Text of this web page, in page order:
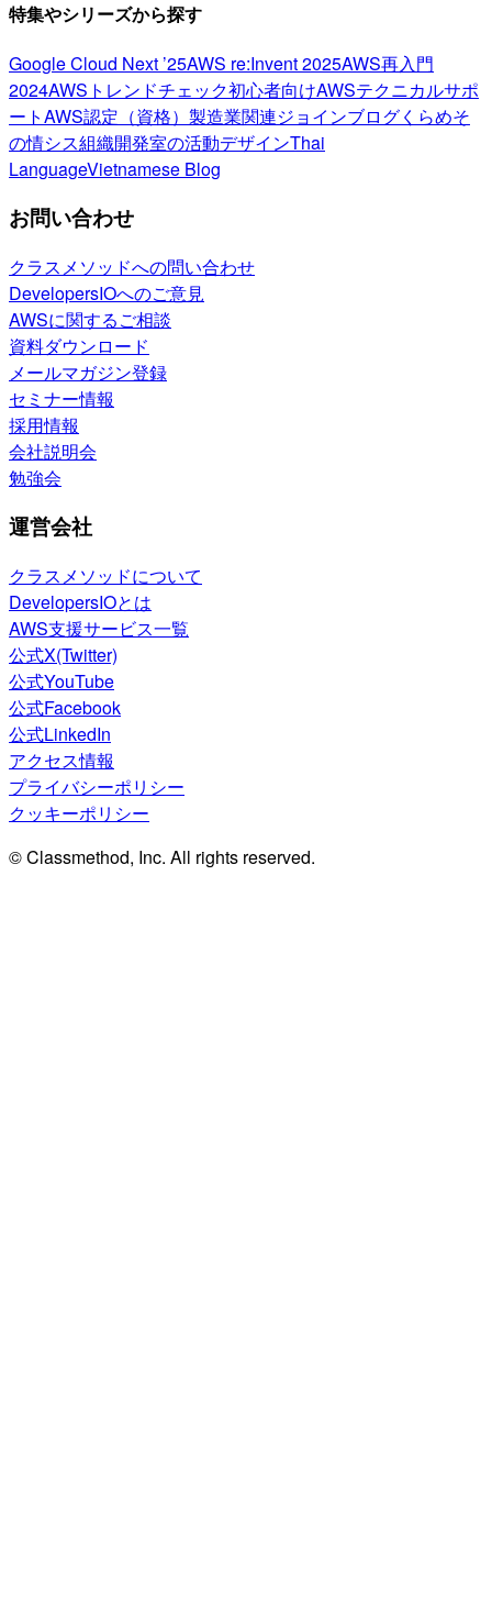
特集やシリーズから探す
Google Cloud Next ’25AWS re:Invent 2025AWS再入門
2024AWSトレンドチェック初心者向けAWSテクニカルサポ
ートAWS認定（資格） 製造業関連ジョインブログくらめそ
の情シス組織開発室の活動デザインThai
LanguageVietnamese Blog
お問い合わせ
クラスメソッドへの問い合わせ
DevelopersIOへのご意見
AWSに関するご相談
資料ダウンロード
メールマガジン登録
セミナー情報
採用情報
会社説明会
勉強会
運営会社
クラスメソッドについて
DevelopersIOとは
AWS支援サービス一覧
公式X(Twitter)
公式YouTube
公式Facebook
公式LinkedIn
アクセス情報
プライバシーポリシー
クッキーポリシー
© Classmethod, Inc. All rights reserved.